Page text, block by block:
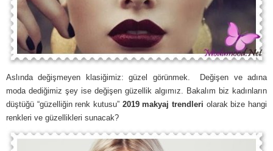
Aslında değişmeyen klasiğimiz: güzel görünmek. Değişen ve adına
moda dediğimiz şey ise değişen güzellik algımız. Bakalım biz kadınların
düştüğü “güzelliğin renk kutusu” 2019 makyaj trendleri olarak bize hangi
renkleri ve güzellikleri sunacak?